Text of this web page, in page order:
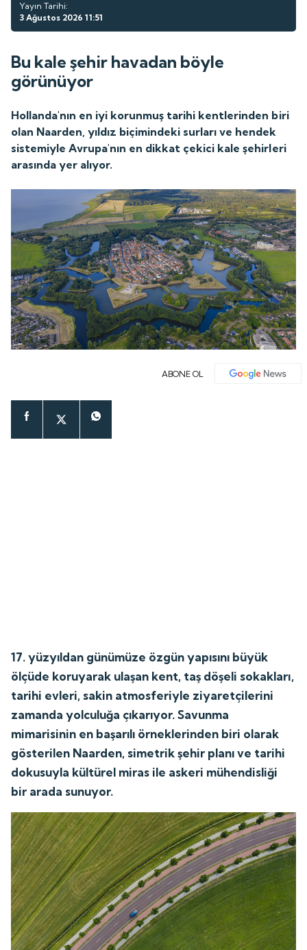
Yayın Tarihi:
3 Ağustos 2026 11:51
Bu kale şehir havadan böyle
görünüyor
Hollanda'nın en iyi korunmuş tarihi kentlerinden biri
olan Naarden, yıldız biçimindeki surları ve hendek
sistemiyle Avrupa'nın en dikkat çekici kale şehirleri
arasında yer alıyor.
ABONE OL
17. yüzyıldan günümüze özgün yapısını büyük
ölçüde koruyarak ulaşan kent, taş döşeli sokakları,
tarihi evleri, sakin atmosferiyle ziyaretçilerini
zamanda yolculuğa çıkarıyor. Savunma
mimarisinin en başarılı örneklerinden biri olarak
gösterilen Naarden, simetrik şehir planı ve tarihi
dokusuyla kültürel miras ile askeri mühendisliği
bir arada sunuyor.